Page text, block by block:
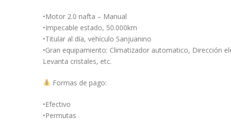
•Motor 2.0 nafta – Manual
•Impecable estado, 50.000km
•Titular al día, vehículo Sanjuanino
•Gran equipamiento: Climatizador automatico, Dirección
Levanta cristales, etc.
Formas de pago:
•Efectivo
•Permutas